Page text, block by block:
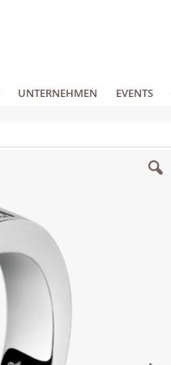
UNTERNEHMEN EVENTS